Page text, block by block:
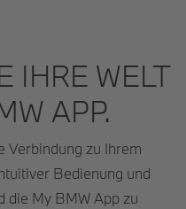
IHRE WELT
APP.
Verbindung zu Ihrem
Bedienung und
die My BMW App zu